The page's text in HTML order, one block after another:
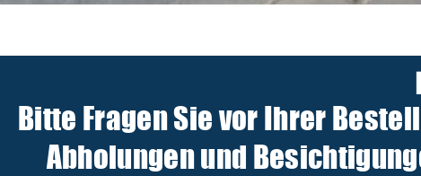
Bitte Fragen Sie vor Ihrer
Abholungen und